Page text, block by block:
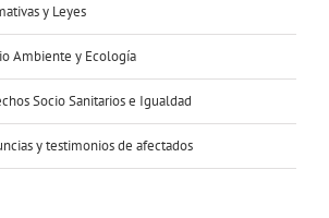
y Leyes
Ambiente y Ecología
Socio Sanitarios e Igualdad
y testimonios de afectados